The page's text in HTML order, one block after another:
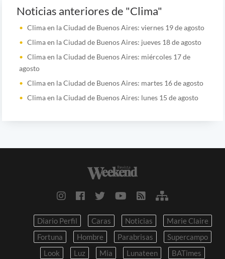
Noticias anteriores de "Clima"
Clima en la Ciudad de Buenos Aires: viernes 19 de agosto
Clima en la Ciudad de Buenos Aires: jueves 18 de agosto
Clima en la Ciudad de Buenos Aires: miércoles 17 de
agosto
Clima en la Ciudad de Buenos Aires: martes 16 de agosto
Clima en la Ciudad de Buenos Aires: lunes 15 de agosto
Diario Perfil Caras Noticias
Marie Claire
Fortuna
Hombre Parabrisas
Supercampo
Look
Luz Mia Lunateen BATimes